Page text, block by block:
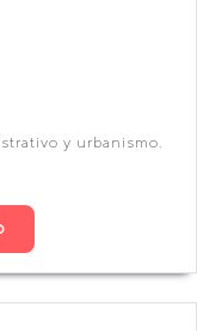
y urbanismo.